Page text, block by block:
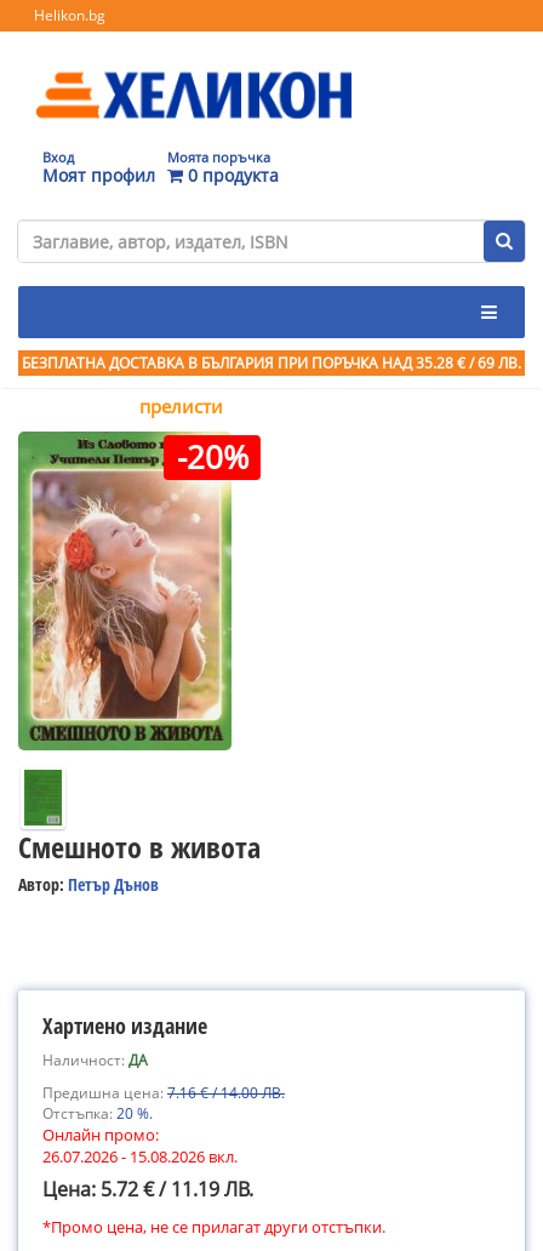
Helikon.bg
Вход
Моят профил
Моята поръчка
0 продукта
БЕЗПЛАТНА ДОСТАВКА В БЪЛГАРИЯ ПРИ ПОРЪЧКА НАД 35.28 € / 69 ЛВ.
прелисти
-20%
Смешното в живота
Автор: Петър Дънов
Хартиено издание
Наличност:ДА
Предишна цена:7.16 € / 14.00 ЛВ.
Отстъпка:20 %.
Онлайн промо:
26.07.2026 - 15.08.2026 вкл.
Цена: 5.72 € / 11.19 ЛВ.
*Промо цена, не се прилагат други отстъпки.